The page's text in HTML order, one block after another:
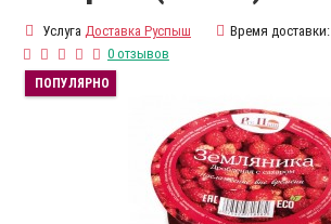
Услуга Доставка Руспыш Время доставки:
0 отзывов
ПОПУЛЯРНО